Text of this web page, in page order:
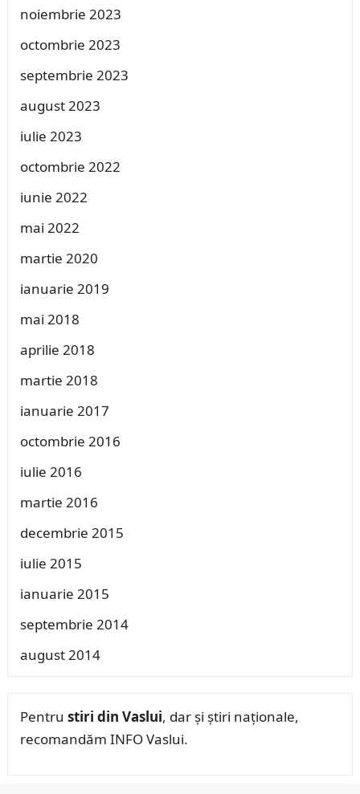
noiembrie 2023
octombrie 2023
septembrie 2023
august 2023
iulie 2023
octombrie 2022
iunie 2022
mai 2022
martie 2020
ianuarie 2019
mai 2018
aprilie 2018
martie 2018
ianuarie 2017
octombrie 2016
iulie 2016
martie 2016
decembrie 2015
iulie 2015
ianuarie 2015
septembrie 2014
august 2014
Pentru stiri din Vaslui, dar și știri naționale,
recomandăm INFO Vaslui.